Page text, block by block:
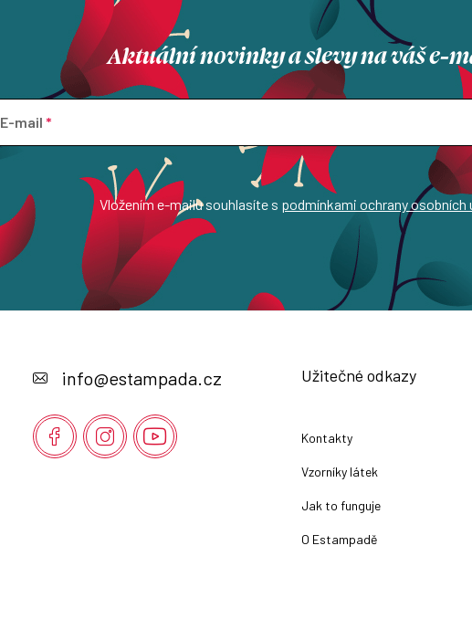
Aktuální novinky a slevy na váš e-
E-mail
Vložením e-mailu souhlasíte s podmínkami ochrany osobních
info@estampada.cz Užitečné odkazy
Kontakty
Vzorníky látek
Jak to funguje
O Estampadě